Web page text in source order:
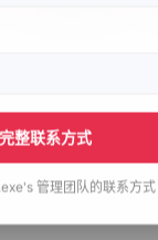
整联系方式
管理团队的联系方式